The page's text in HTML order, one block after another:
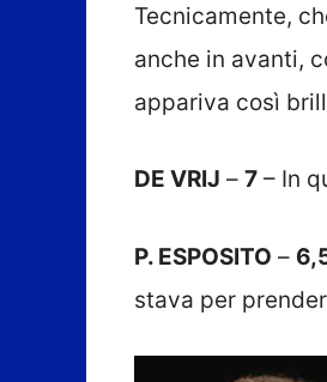
Tecnicamente,
anche in avanti,
appariva così
DE VRIJ – 7 – In
P. ESPOSITO –
stava per